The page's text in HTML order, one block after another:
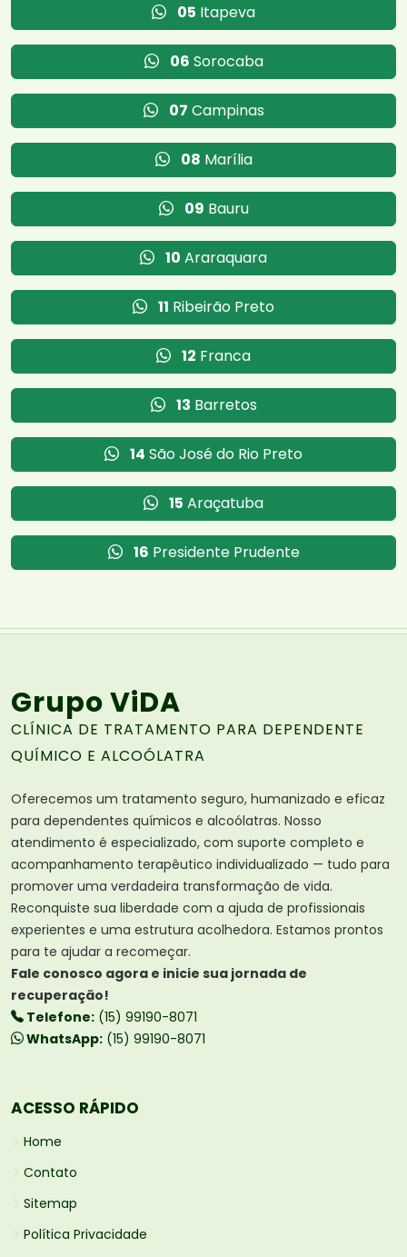
05 Itapeva
06 Sorocaba
07 Campinas
08 Marília
09 Bauru
10 Araraquara
11 Ribeirão Preto
12 Franca
13 Barretos
14 São José do Rio Preto
15 Araçatuba
16 Presidente Prudente
Grupo ViDA
CLÍNICA DE TRATAMENTO PARA DEPENDENTE
QUÍMICO E ALCOÓLATRA
Oferecemos um tratamento seguro, humanizado e eficaz
para dependentes químicos e alcoólatras. Nosso
atendimento é especializado, com suporte completo e
acompanhamento terapêutico individualizado — tudo para
promover uma verdadeira transformação de vida.
Reconquiste sua liberdade com a ajuda de profissionais
experientes e uma estrutura acolhedora. Estamos prontos
para te ajudar a recomeçar.
Fale conosco agora e inicie sua jornada de
recuperação!
Telefone: (15) 99190-8071
WhatsApp: (15) 99190-8071
ACESSO RÁPIDO
Home
Contato
Sitemap
Política Privacidade